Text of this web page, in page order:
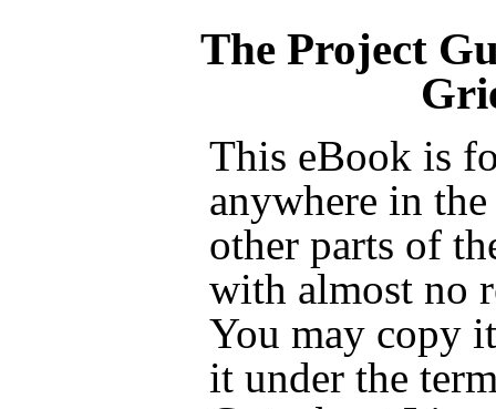
The Project
This eBook is
anywhere in
other parts of
with almost no
You may copy
it under the